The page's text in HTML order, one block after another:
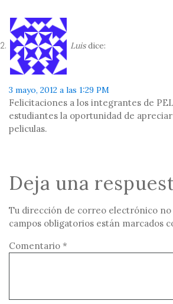
Luis dice:
3 mayo, 2012 a las 1:29 PM
Felicitaciones a los integrantes de
estudiantes la oportunidad de
peliculas.
Deja una
Tu dirección de correo electrónico no
campos obligatorios están marcados
Comentario *